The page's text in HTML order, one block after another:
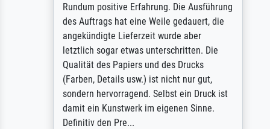
Rundum positive Erfahrung. Die Ausführung
des Auftrags hat eine Weile gedauert, die
angekündigte Lieferzeit wurde aber
letztlich sogar etwas unterschritten. Die
Qualität des Papiers und des Drucks
(Farben, Details usw.) ist nicht nur gut,
sondern hervorragend. Selbst ein Druck ist
damit ein Kunstwerk im eigenen Sinne.
Definitiv den Pre...